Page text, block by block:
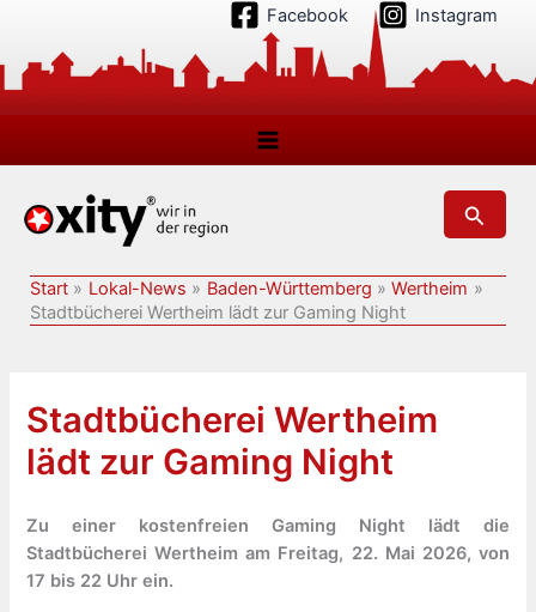
springen
Facebook Instagram
Suchen
Start Lokal-News Baden-Württemberg
Wertheim
Stadtbücherei Wertheim lädt zur Gaming Night
Stadtbücherei Wertheim
lädt zur Gaming Night
Zu einer kostenfreien Gaming Night lädt die
Stadtbücherei Wertheim am Freitag, 22. Mai 2026, von
17 bis 22 Uhr ein.